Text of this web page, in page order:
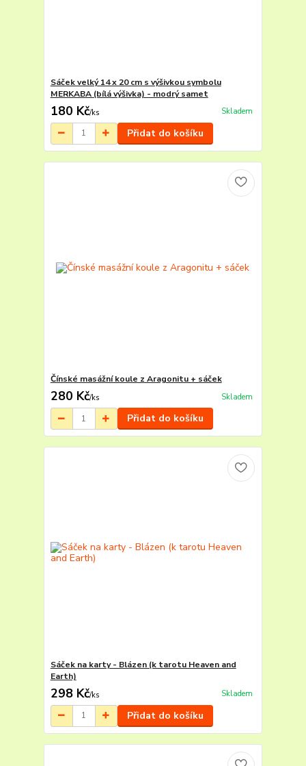
Sáček velký 14 x 20 cm s výšivkou symbolu
MERKABA (bílá výšivka) - modrý samet
180 Kč/ks Skladem
Přidat do košíku
Čínské masážní koule z Aragonitu + sáček
280 Kč/ks Skladem
Přidat do košíku
Sáček na karty - Blázen (k tarotu Heaven and
Earth)
298 Kč/ks Skladem
Přidat do košíku